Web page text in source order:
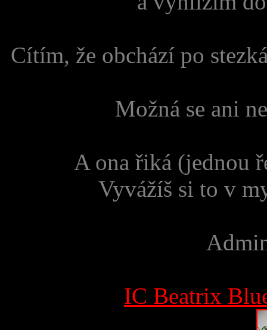
Cítím, že obchází po
Možná se ani
A ona řiká (jednou
Vyvážíš si to v
IC Beatrix